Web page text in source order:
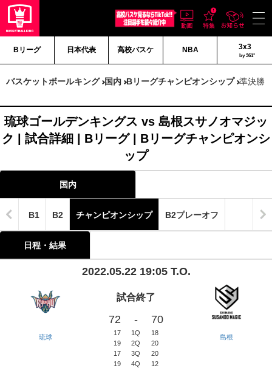
Bリーグ 日本代表 高校バスケ NBA 3x3
by 361°
バスケットボールキング 国内 Bリーグチャンピオンシップ 準決勝
琉球ゴールデンキングス vs 島根スサノオマジッ
ク | 試合詳細 | Bリーグ | Bリーグチャンピオンシ
ップ
国内
B1 B2 チャンピオンシップ B2プレーオフ
日程・結果
2022.05.22 19:05 T.O.
琉球
試合終了
72 - 70
17 1Q
18
19
2Q
20
17
3Q
20
19
4Q 12
島根